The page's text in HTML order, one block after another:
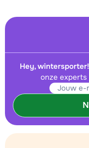
Hey, wintersporter!
onze experts